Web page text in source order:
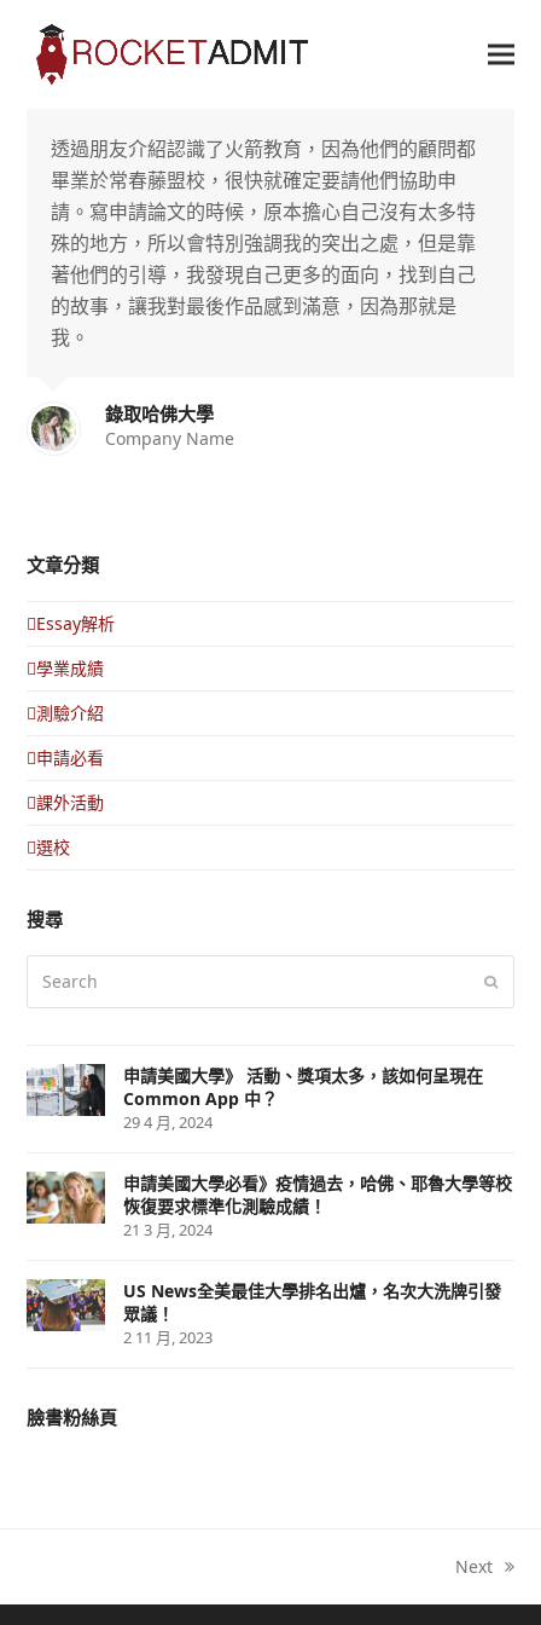
透過朋友介紹認識了火箭教育，因為他們的顧問都
畢業於常春藤盟校，很快就確定要請他們協助申
請。寫申請論文的時候，原本擔心自己沒有太多特
殊的地方，所以會特別強調我的突出之處，但是靠
著他們的引導，我發現自己更多的面向，找到自己
的故事，讓我對最後作品感到滿意，因為那就是
我。
錄取哈佛大學
Company Name
文章分類
Essay解析
學業成績
測驗介紹
申請必看
課外活動
選校
搜尋
Submit
申請美國大學》 活動、獎項太多，該如何呈現在
Common App 中？
29 4 月, 2024
申請美國大學必看》疫情過去，哈佛、耶魯大學等校
恢復要求標準化測驗成績！
21 3 月, 2024
US News全美最佳大學排名出爐，名次大洗牌引發
眾議！
2 11 月, 2023
臉書粉絲頁
next
post:
Next